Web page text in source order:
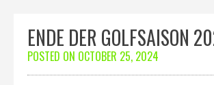
ENDE DER GOLFSAISON
POSTED ON OCTOBER 25, 2024